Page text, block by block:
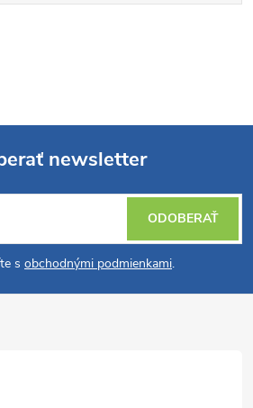
newsletter
s obchodnými podmienkami.
ODOBERAŤ